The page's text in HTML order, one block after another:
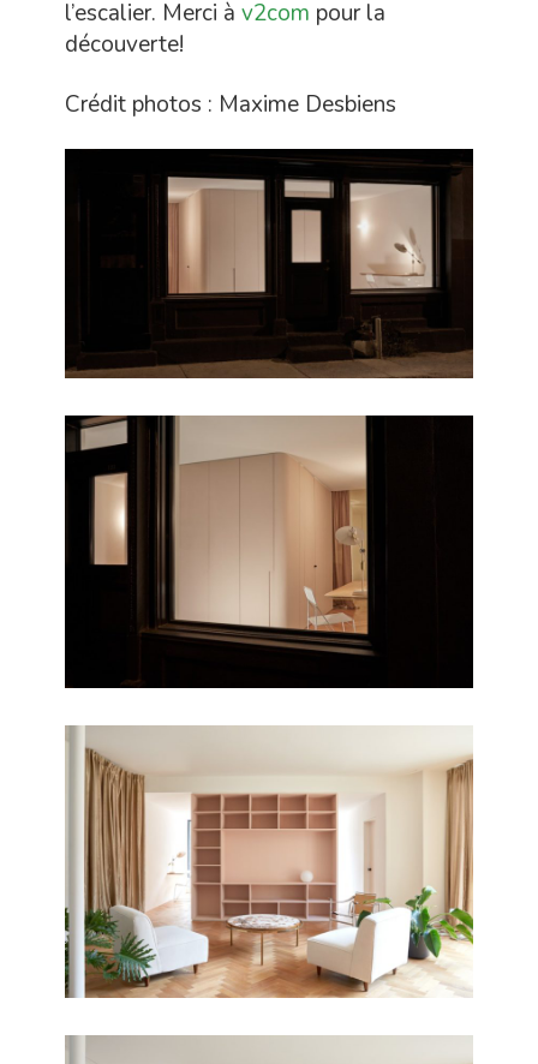
l’escalier. Merci à v2com pour la
découverte!
Crédit photos : Maxime Desbiens